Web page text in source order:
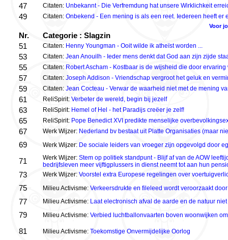
47 Citaten: Unbekannt - Die Verfremdung hat unsere Wirklichkeit
49 Citaten: Onbekend - Een mening is als een reet. Iedereen heeft er
Voor
Nr.
Categorie : Slagzin
51
Citaten: Henny Youngman - Ooit wilde ik atheïst worden ...
53 Citaten: Jean Anouilh - Ieder mens denkt dat God aan zijn zijde
55 Citaten: Robert Ascham - Kostbaar is de wijsheid die door
57 Citaten: Joseph Addison - Vriendschap vergroot het geluk en
59 Citaten: Jean Cocteau - Verwar de waarheid niet met de mening
61 ReliSpirit: Verbeter de wereld, begin bij jezelf
63 ReliSpirit: Hemel of Hel - het Paradijs creëer je zelf!
65 ReliSpirit: Pope Benedict XVI predikte menselijke
67 Werk Wijzer: Nederland bv bestaat uit Platte Organisaties (maar
69 Werk Wijzer: De sociale leiders van vroeger zijn opgevolgd door
71 Werk Wijzer: Stem op politiek standpunt - Blijf af van de AOW
bedrijfsleven meer vijftigplussers in dienst neemt tot aan hun
73 Werk Wijzer: Voorstel extra Europese regelingen over
75 Milieu Activisme: Verkeersdrukte en fileleed wordt veroorzaakt
77 Milieu Activisme: Laat electronisch afval de aarde en de natuur
79 Milieu Activisme: Verbied luchtballonvaarten boven woonwijken
81 Milieu Activisme: Toekomstige Onvermijdelijke Oorlog